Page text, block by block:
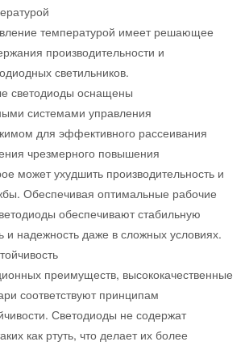
температурой имеет решающее
производительности и
светильников.
светодиоды оснащены
системами управления
для эффективного рассеивания
чрезмерного повышения
может ухудшить производительность и
Обеспечивая оптимальные рабочие
обеспечивают стабильную
и надежность даже в сложных условиях.
преимуществ, высококачественные
соответствуют принципам
Светодиоды не содержат
как ртуть, что делает их более